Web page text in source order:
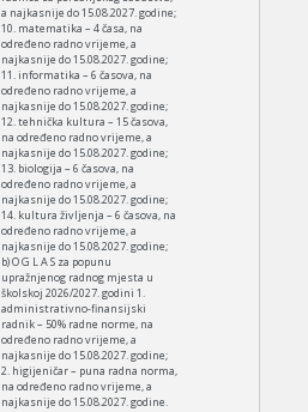
a najkasnije do 15.08.2027. godine;
10. matematika – 4 časa, na
određeno radno vrijeme, a
najkasnije do 15.08.2027. godine;
11. informatika – 6 časova, na
određeno radno vrijeme, a
najkasnije do 15.08.2027. godine;
12. tehnička kultura – 15 časova,
na određeno radno vrijeme, a
najkasnije do 15.08.2027. godine;
13. biologija – 6 časova, na
određeno radno vrijeme, a
najkasnije do 15.08.2027. godine;
14. kultura življenja – 6 časova, na
određeno radno vrijeme, a
najkasnije do 15.08.2027. godine;
b) O G L A S za popunu
upražnjenog radnog mjesta u
školskoj 2026/2027. godini 1.
administrativno-finansijski
radnik – 50% radne norme, na
određeno radno vrijeme, a
najkasnije do 15.08.2027. godine;
2. higijeničar – puna radna norma,
na određeno radno vrijeme, a
najkasnije do 15.08.2027. godine.